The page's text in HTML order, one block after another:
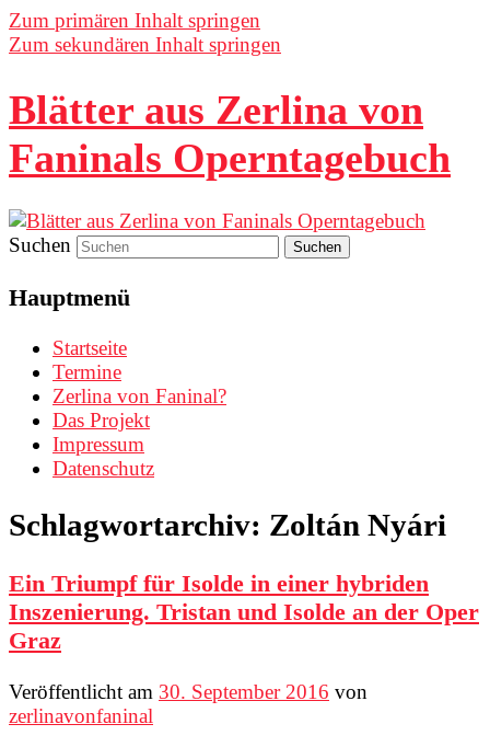
Zum primären Inhalt springen
Zum sekundären Inhalt springen
Blätter aus Zerlina von
Faninals Operntagebuch
Suchen
Hauptmenü
Startseite
Termine
Zerlina von Faninal?
Das Projekt
Impressum
Datenschutz
Schlagwortarchiv: Zoltán Nyári
Ein Triumpf für Isolde in einer hybriden
Inszenierung. Tristan und Isolde an der Oper
Graz
Veröffentlicht am 30. September 2016 von
zerlinavonfaninal